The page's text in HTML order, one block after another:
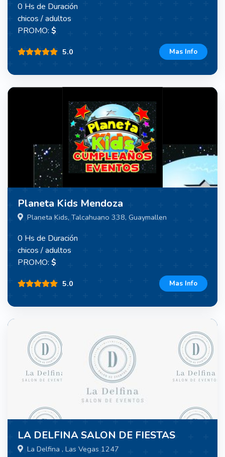
0 Hs de Duración
chicos / adultos
PROMO: $
5.0 Mas Info
Planeta Kids Mendoza
Planeta Kids, Talcahuano 338, Guaymallen
0 Hs de Duración
chicos / adultos
PROMO: $
5.0 Mas Info
LA DELFINA SALON DE FIESTAS
La Delfina , Las Vegas 1247